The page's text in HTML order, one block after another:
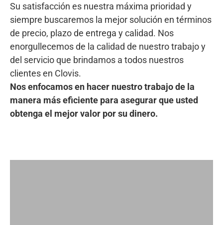
Su satisfacción es nuestra máxima prioridad y
siempre buscaremos la mejor solución en términos
de precio, plazo de entrega y calidad. Nos
enorgullecemos de la calidad de nuestro trabajo y
del servicio que brindamos a todos nuestros
clientes en Clovis.
Nos enfocamos en hacer nuestro trabajo de la
manera más eficiente para asegurar que usted
obtenga el mejor valor por su dinero.